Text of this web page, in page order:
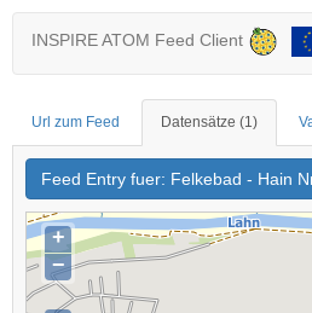
INSPIRE ATOM Feed Client
Url zum Feed Datensätze (1)
Feed Entry fuer: Felkebad - Hain
+
−